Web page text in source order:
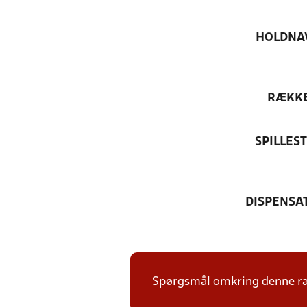
Spørgsmål omkring denne